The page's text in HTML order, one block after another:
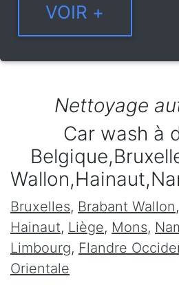
Nettoyage
Car wash à
Bruxelles, Brabant Wallon,
Hainaut, Liège, Mons,
Limbourg, Flandre
Orientale